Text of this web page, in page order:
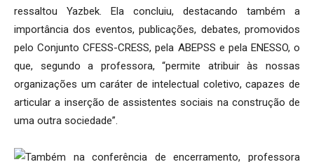
ressaltou Yazbek. Ela concluiu, destacando também a
importância dos eventos, publicações, debates, promovidos
pelo Conjunto CFESS-CRESS, pela ABEPSS e pela ENESSO, o
que, segundo a professora, “permite atribuir às nossas
organizações um caráter de intelectual coletivo, capazes de
articular a inserção de assistentes sociais na construção de
uma outra sociedade”.